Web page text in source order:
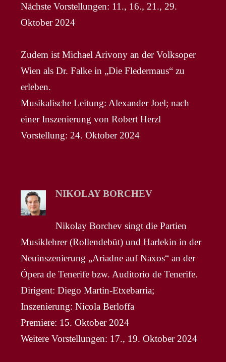
Nächste Vorstellungen: 11., 16., 21., 29.
Oktober 2024
Zudem ist Michael Arivony an der Volksoper
Wien als Dr. Falke in „Die Fledermaus“ zu
erleben.
Musikalische Leitung: Alexander Joel; nach
einer Inszenierung von Robert Herzl
Vorstellung: 24. Oktober 2024
NIKOLAY BORCHEV
Nikolay Borchev singt die Partien
Musiklehrer (Rollendebüt) und Harlekin in der
Neuinszenierung „Ariadne auf Naxos“ an der
Ópera de Tenerife bzw. Auditorio de Tenerife.
Dirigent: Diego Martin-Etxebarria;
Inszenierung: Nicola Berloffa
Premiere: 15. Oktober 2024
Weitere Vorstellungen: 17., 19. Oktober 2024